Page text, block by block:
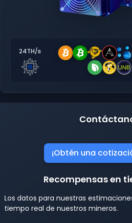
24TH/s
¡Obtén una
Recompensas en
Los datos para nuestras
tiempo real de nuestros mineros.